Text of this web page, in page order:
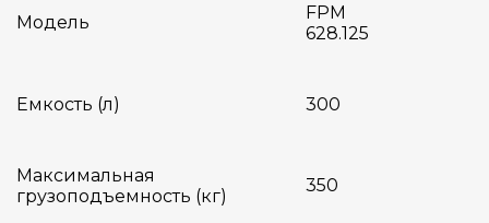
Модель
FPM
628.125
Емкость (л) 300
Максимальная
грузоподъемность (кг)
350